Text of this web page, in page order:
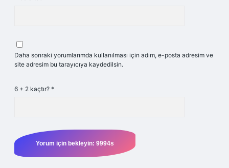
Daha sonraki yorumlarımda kullanılması için adım, e-posta adresim ve
site adresim bu tarayıcıya kaydedilsin.
6 + 2 kaçtır? *